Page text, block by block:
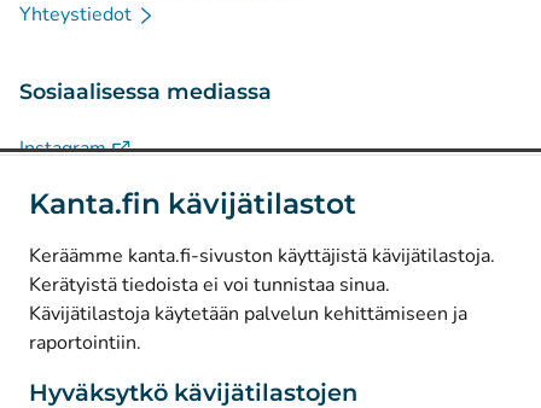
Kanta.fin kävijätilastot
Keräämme kanta.fi-sivuston käyttäjistä kävijätilastoja.
Kerätyistä tiedoista ei voi tunnistaa sinua.
Kävijätilastoja käytetään palvelun kehittämiseen ja
raportointiin.
Hyväksytkö kävijätilastojen
Yhteystiedot
Sosiaalisessa mediassa
Instagram(Avautuu uuteen välilehteen)
Facebook(Avautuu uuteen välilehteen)
© Kanta-Palvelut, Kansaneläkelaitos
Tietosuoja
Tietoa sivustosta